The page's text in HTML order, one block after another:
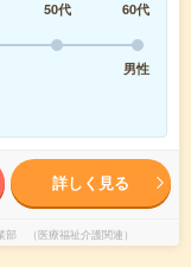
50代
60代
男性
詳しく見る
（医療福祉介護関連）